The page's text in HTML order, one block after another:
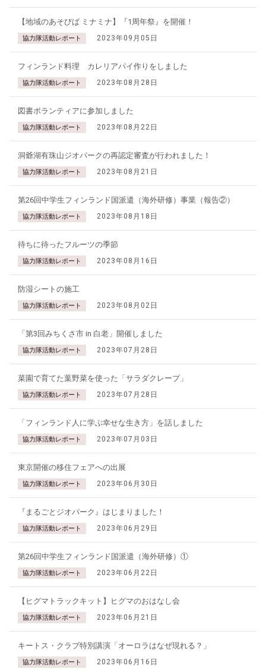
【地域のあそびば ミナミナ】『1周年祭』を開催！
協力隊活動レポート 2023年09月05日
フィンランド料理 カレリアパイ作りをしました
協力隊活動レポート 2023年08月28日
図書ボランティアに参加しました
協力隊活動レポート 2023年08月22日
洞爺湖有珠山ジオパークの再認定審査が行われました！
協力隊活動レポート 2023年08月21日
第26回中学生フィンランド国派遣（海外研修）事業（報告②）
協力隊活動レポート 2023年08月18日
待ちに待ったフルーツの季節
協力隊活動レポート 2023年08月16日
防湿シートの施工
協力隊活動レポート 2023年08月02日
「第3回みちくさ市 in 白老」開催しました
協力隊活動レポート 2023年07月28日
菜園で育てた葉野菜を使った「サラダクレープ」
協力隊活動レポート 2023年07月28日
「フィンランド人に学ぶ幸せな生き方」を話しました
協力隊活動レポート 2023年07月03日
東京開催の移住フェアへの出展
協力隊活動レポート 2023年06月30日
『まるごとジオパーク』はじまりました！
協力隊活動レポート 2023年06月29日
第26回中学生フィンランド国派遣（海外研修）①
協力隊活動レポート 2023年06月22日
【ヒグマトラックキット】ヒグマのおはなし会
協力隊活動レポート 2023年06月21日
キートス・クラブ特別講演「オーロラはなぜ現れる？」
協力隊活動レポート 2023年06月16日